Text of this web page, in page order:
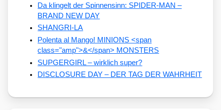
Da klingelt der Spinnensinn: SPIDER-MAN –
BRAND NEW DAY
SHANGRI-LA
Polenta al Mango! MINIONS <span
class="amp">&</span> MONSTERS
SUPGERGIRL – wirklich super?
DISCLOSURE DAY – DER TAG DER WAHRHEIT